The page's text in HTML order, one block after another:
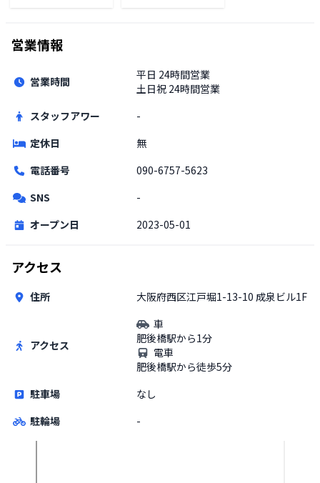
営業情報
営業時間 平日 24時間営業
土日祝 24時間営業
スタッフアワー
-
定休日
無
電話番号
090-6757-5623
SNS
-
オープン日
2023-05-01
アクセス
住所 大阪府西区江戸堀1-13-10 成泉ビル1F
アクセス
車
肥後橋駅から1分
電車
肥後橋駅から徒歩5分
駐車場
なし
駐輪場
-